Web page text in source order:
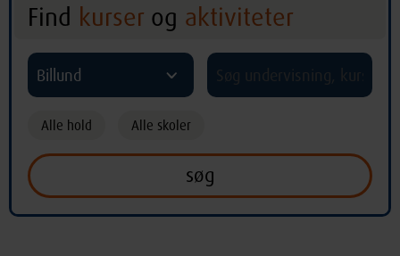
Find kurser og aktiviteter
Billund ^
Alle hold Alle skoler